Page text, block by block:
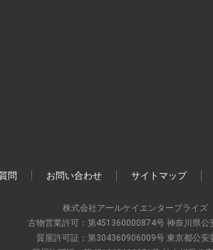
問 お問い合わせ サイトマップ
株式会社アールケイエンタープライズ
古物営業許可：第451360000874号 神奈川県公
質屋許可証：第304360906009号 東京都公安